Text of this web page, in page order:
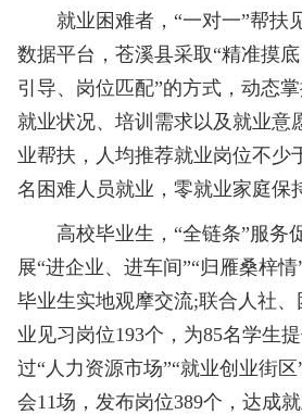
就业困难者，“一对一”帮扶
数据平台，苍溪县采取“精准摸
引导、岗位匹配”的方式，动态
就业状况、培训需求以及就业意
业帮扶，人均推荐就业岗位不少
名困难人员就业，零就业家庭保
高校毕业生，“全链条”服务
展“进企业、进车间”“归雁桑梓
毕业生实地观摩交流;联合人社
业见习岗位193个，为85名学生
过“人力资源市场”“就业创业街
会11场，发布岗位389个，达成